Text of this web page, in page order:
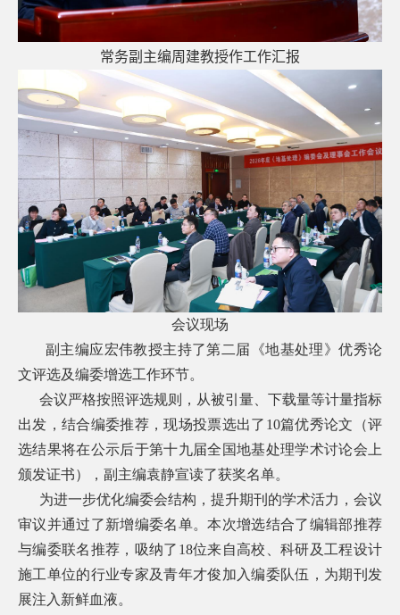
常务副主编周建教授作工作汇报
会议现场
副主编应宏伟教授主持了第二届《地基处理》优秀论
文评选及编委增选工作环节。
会议严格按照评选规则，从被引量、下载量等计量指标
出发，结合编委推荐，现场投票选出了 10篇优秀论文（评
选结果将在公示后于第十九届全国地基处理学术讨论会上
颁发证书），副主编袁静宣读了获奖名单。
为进一步优化编委会结构，提升期刊的学术活力，会议
审议并通过了新增编委名单。本次增选结合了编辑部推荐
与编委联名推荐，吸纳了 18位来自高校、科研及工程设计
施工单位的行业专家及青年才俊加入编委队伍，为期刊发
展注入新鲜血液。